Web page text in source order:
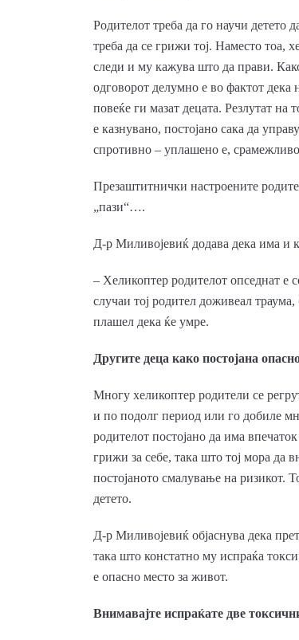
Родителот треба да го научи детето
треба да се грижи тој. Наместо тоа,
следи и му кажува што да прави.
одговорот делумно е во фактот
повеќе ги мазат децата. Резлутат на
е казнувано, постојано сака да
спротивно – уплашено е,
Презаштитнички настроените
„пази“….
Д-р Миливојевиќ додава дека има и
– Хеликоптер родителот опседнат е
случаи тој родител доживеал
плашел дека ќе умре.
Другите деца како постојана
Многу хеликоптер родители се
и по подолг период или го добиле
родителот постојано да има
грижи за себе, така што тој мора да
постојаното смалување на ризикот.
детето.
Д-р Миливојевиќ објаснува дека
така што констатно му испраќа
е опасно место за живот.
Внимавајте испраќате две